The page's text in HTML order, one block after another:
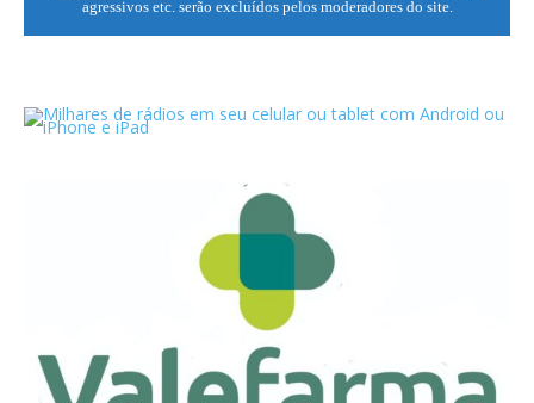
agressivos etc. serão excluídos pelos moderadores do site.